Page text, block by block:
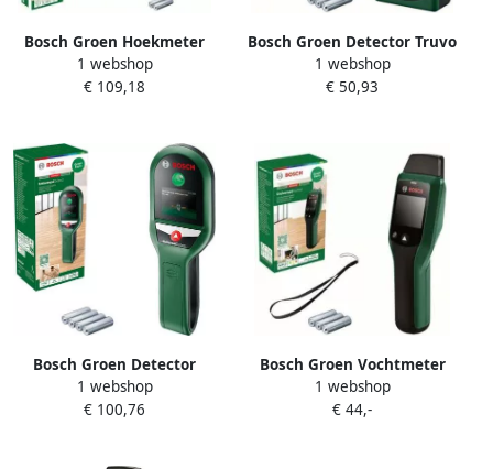
Bosch Groen Hoekmeter
UniversalAngle 0603676001
1 webshop
€ 109,18
Bosch Groen Detector Truvo
0603681205
1 webshop
€ 50,93
Bosch Groen Detector
UniversalDetect
0603681301
1 webshop
€ 100,76
Bosch Groen Vochtmeter
UniversalHumid
0603688001
1 webshop
€ 44,-